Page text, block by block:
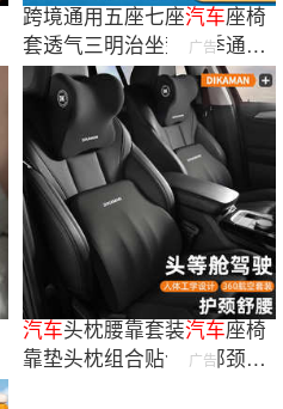
跨境通用五座七座汽车座椅
套透气三明治坐垫四季通用
全包亚马逊
广告
汽车头枕腰靠套装汽车座椅
靠垫头枕组合贴合腰部颈部
广告